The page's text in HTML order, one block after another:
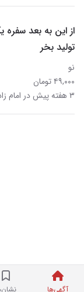
آگهی‌ها
از این به بعد
تولید بخر
نو
۴۹,۰۰۰ تومان
۳ هفته پیش در امام زاده حسن